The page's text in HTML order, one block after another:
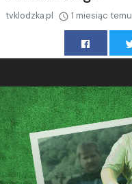
tvklodzka.pl 1 miesiąc temu